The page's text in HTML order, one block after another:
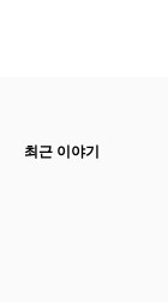
최근 이야기